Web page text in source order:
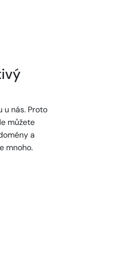
u nás. Proto
můžete
a
mnoho.